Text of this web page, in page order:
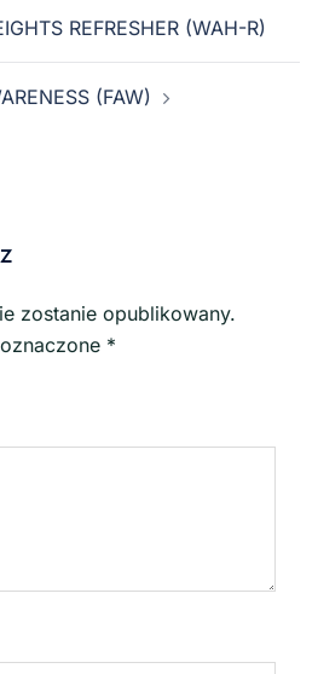
REFRESHER (WAH-R)
(FAW)
zostanie opublikowany.
*